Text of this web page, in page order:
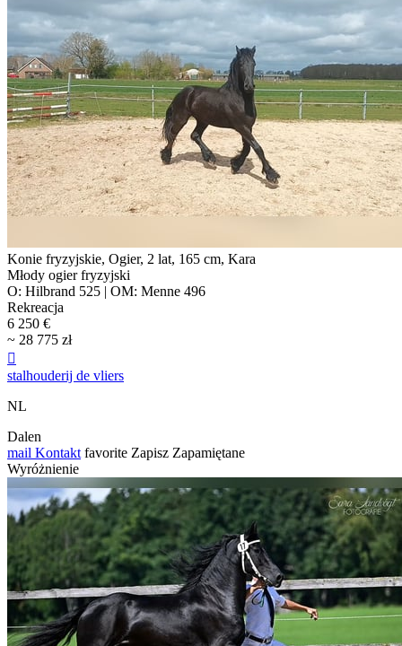
Konie fryzyjskie, Ogier, 2 lat, 165 cm, Kara
Młody ogier fryzyjski
O: Hilbrand 525 | OM: Menne 496
Rekreacja
6 250 €
~ 28 775 zł

stalhouderij de vliers
NL
Dalen
mail Kontakt favorite Zapisz Zapamiętane
Wyróżnienie